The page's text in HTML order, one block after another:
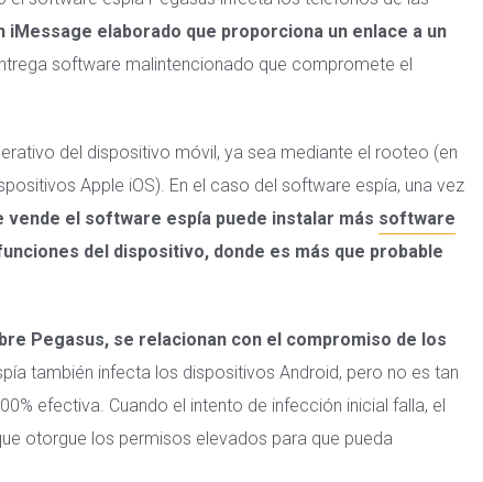
iMessage elaborado que proporciona un enlace a un
software malintencionado que compromete el
del dispositivo móvil, ya sea mediante el rooteo (en
Apple iOS). En el caso del software espía, una vez
vende el software espía puede instalar más software
del dispositivo, donde es más que probable
Pegasus, se relacionan con el compromiso de los
también infecta los dispositivos Android, pero no es tan
efectiva. Cuando el intento de infección inicial falla, el
otorgue los permisos elevados para que pueda